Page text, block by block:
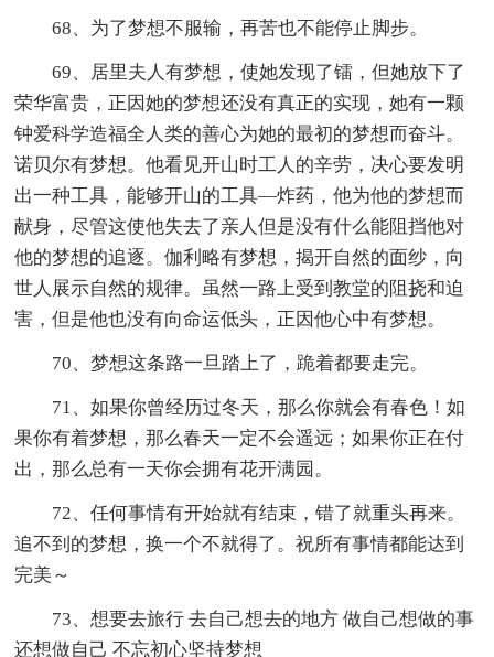
68、为了梦想不服输，再苦也不能停止脚步。
69、居里夫人有梦想，使她发现了镭，但她放下了
荣华富贵，正因她的梦想还没有真正的实现，她有一颗
钟爱科学造福全人类的善心为她的最初的梦想而奋斗。
诺贝尔有梦想。他看见开山时工人的辛劳，决心要发明
出一种工具，能够开山的工具—炸药，他为他的梦想而
献身，尽管这使他失去了亲人但是没有什么能阻挡他对
他的梦想的追逐。伽利略有梦想，揭开自然的面纱，向
世人展示自然的规律。虽然一路上受到教堂的阻挠和迫
害，但是他也没有向命运低头，正因他心中有梦想。
70、梦想这条路一旦踏上了，跪着都要走完。
71、如果你曾经历过冬天，那么你就会有春色！如
果你有着梦想，那么春天一定不会遥远；如果你正在付
出，那么总有一天你会拥有花开满园。
72、任何事情有开始就有结束，错了就重头再来。
追不到的梦想，换一个不就得了。祝所有事情都能达到
完美～
73、想要去旅行 去自己想去的地方 做自己想做的事
还想做自己 不忘初心坚持梦想